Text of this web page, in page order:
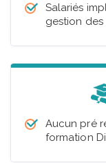
Salariés
gestion des
Aucun pré
formation